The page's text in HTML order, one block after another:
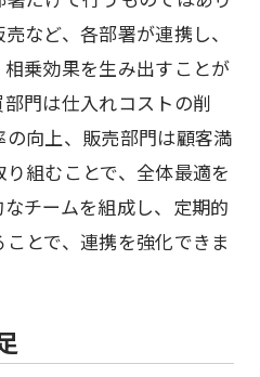
など、各部署が連携し、
乗効果を生み出すことが
門は仕入れコストの削
向上、販売部門は顧客満
組むことで、全体最適を
チームを組成し、定期的
とで、連携を強化できま